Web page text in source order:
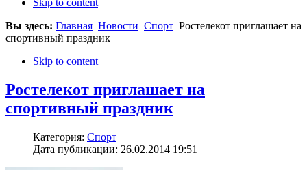
Вы здесь: Главная Новости Спорт Ростелекот приглашает на
спортивный праздник
Skip to content
Ростелекот приглашает на
спортивный праздник
Категория: Спорт
Дата публикации: 26.02.2014 19:51